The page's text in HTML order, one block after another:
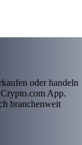
oder handeln
App.
branchenweit